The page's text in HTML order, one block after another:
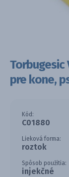
pre kone,
Kód:
C01880
Lieková forma:
roztok
Spôsob použitia:
injekčné